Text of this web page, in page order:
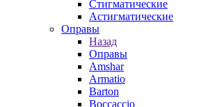
Стигматические
Астигматические
Оправы
Назад
Оправы
Amshar
Armatio
Barton
Boccaccio